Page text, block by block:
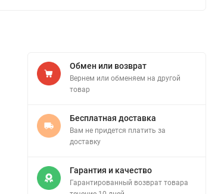
Обмен или возврат
Вернем или обменяем на другой
товар
Бесплатная доставка
Вам не придется платить за
доставку
Гарантия и качество
Гарантированный возврат товара